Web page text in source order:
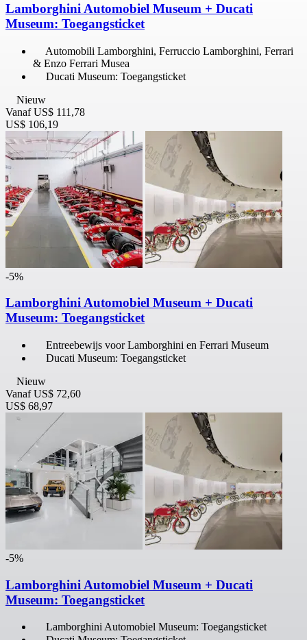
Lamborghini Automobiel Museum + Ducati
Museum: Toegangsticket
Automobili Lamborghini, Ferruccio Lamborghini, Ferrari
& Enzo Ferrari Musea
Ducati Museum: Toegangsticket
Nieuw
Vanaf US$ 111,78
US$ 106,19
-5%
Lamborghini Automobiel Museum + Ducati
Museum: Toegangsticket
Entreebewijs voor Lamborghini en Ferrari Museum
Ducati Museum: Toegangsticket
Nieuw
Vanaf US$ 72,60
US$ 68,97
-5%
Lamborghini Automobiel Museum + Ducati
Museum: Toegangsticket
Lamborghini Automobiel Museum: Toegangsticket